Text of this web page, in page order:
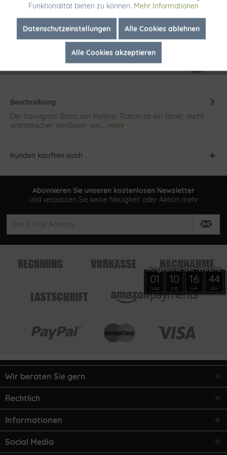
1872
Beschreibung
Der Sauvignon Blanc von Kellerei Tramin ist ein feiner, leicht
aromatischer Weißwein von... mehr
Kunden kauften auch
Abonnieren Sie unseren kostenlosen Newsletter
und verpassen Sie keine Neuigkeit oder Aktion mehr
Wir beraten Sie gern
Rechtlich
Informationen
Social Media
Marketing Inaktiv
Funktionalität bieten zu können. Mehr Informationen
Datenschutzeinstellungen Alle Cookies ablehnen
Alle Cookies akzeptieren
01
TAGE
10
STD
16
MIN
44
SEK